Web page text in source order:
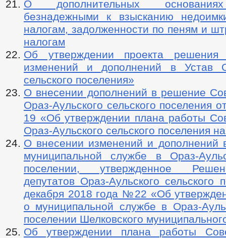
О дополнительных
безнадежными к взысканию
налогам, задолженности по пеням и
налогам
Об утверждении проекта
изменений и дополнений в Устав
сельского поселения»
О внесении дополнений в решение
Ораз-Аульского сельского поселения
19 «Об утверждении плана работы
Ораз-Аульского сельского поселения
О внесении изменений и дополнений
муниципальной службе в Ораз-
поселении, утвержденное
депутатов Ораз-Аульского сельского
декабря 2018 года №22 «Об
о муниципальной службе в Ораз-
поселении Шелковского
Об утверждении плана работы